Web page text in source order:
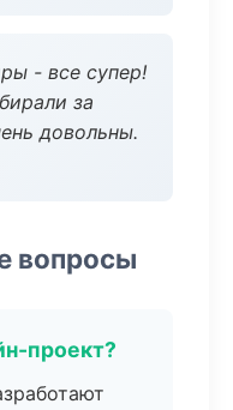
- все супер!
за
довольны.
вопросы
проект?